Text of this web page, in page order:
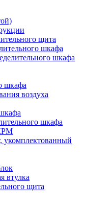
щита
шкафа
шкафа
шкафа
воздуха
шкафа
укомплектованный
втулка
щита